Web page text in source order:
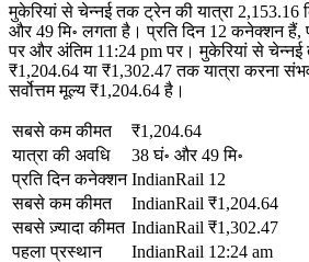
मुकेरियां से चेन्नई तक ट्रेन की यात्रा 2,153.16
और 49 मि॰ लगता है। प्रति दिन 12 कनेक्शन हैं,
पर और अंतिम 11:24 pm पर। मुकेरियां से
₹1,204.64 या ₹1,302.47 तक यात्रा करना
सर्वोत्तम मूल्य ₹1,204.64 है।
सबसे कम कीमत
₹1,204.64
यात्रा की अवधि
38 घं॰ और 49 मि॰
प्रति दिन कनेक्शन IndianRail 12
सबसे कम कीमत
IndianRail ₹1,204.64
सबसे ज़्यादा कीमत IndianRail ₹1,302.47
पहला प्रस्थान
IndianRail 12:24 am